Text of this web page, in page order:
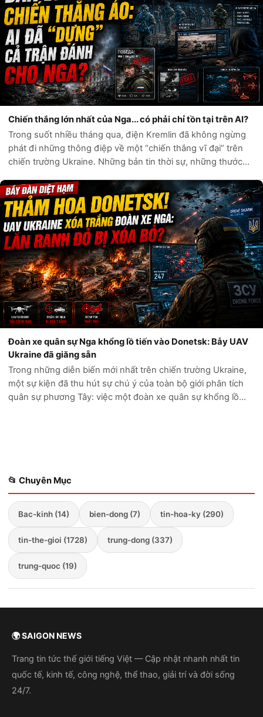
Chiến thắng lớn nhất của Nga... có phải chỉ tồn tại trên AI?
Trong suốt nhiều tháng qua, điện Kremlin đã không ngừng
phát đi những thông điệp về một “chiến thắng vĩ đại” trên
chiến trường Ukraine. Những bản tin thời sự, những thước
ngợi sức mạnh quân...
Đoàn xe quân sự Nga khổng lồ tiến vào Donetsk: Bẫy UAV
Ukraine đã giăng sẵn
Trong những diễn biến mới nhất trên chiến trường Ukraine,
một sự kiện đã thu hút sự chú ý của toàn bộ giới phân tích
quân sự phương Tây: việc một đoàn xe quân sự khổng lồ
📂 Chuyên Mục
Bac-kinh (14) bien-dong (7) tin-hoa-ky (290)
tin-the-gioi (1728) trung-dong (337)
trung-quoc (19)
🌍 SAIGON NEWS
Trang tin tức thế giới tiếng Việt — Cập nhật nhanh nhất tin
quốc tế, kinh tế, công nghệ, thể thao, giải trí và đời sống
24/7.